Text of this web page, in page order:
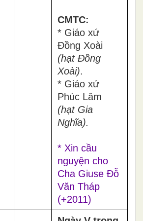
CMTC:
* Giáo xứ
Đồng Xoài
(hạt Đồng
Xoài).
* Giáo xứ
Phúc Lâm
(hạt Gia
Nghĩa).
* Xin cầu
nguyện cho
Cha Giuse Đỗ
Văn Tháp
(+2011)